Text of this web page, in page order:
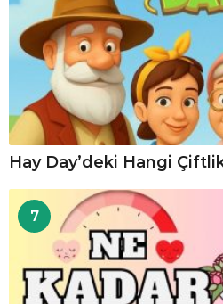
Hay Day’deki Hangi
7